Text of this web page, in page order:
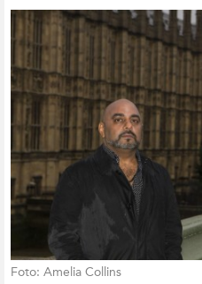
Foto: Amelia Collins